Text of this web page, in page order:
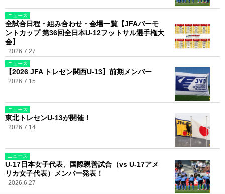
ニュース
全試合日程・組み合わせ・会場一覧【JFAバーモ
ントカップ 第36回全日本U-12フットサル選手権大
会】
2026.7.27
ニュース
【2026 JFA トレセン関西U-13】前期メンバー
2026.7.15
ニュース
東北トレセンU-13が開催！
2026.7.14
ニュース
U-17日本女子代表、国際親善試合（vs U-17アメ
リカ女子代表）メンバー発表！
2026.6.27